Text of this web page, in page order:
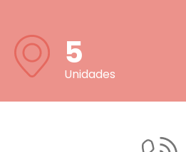
5
Unidades